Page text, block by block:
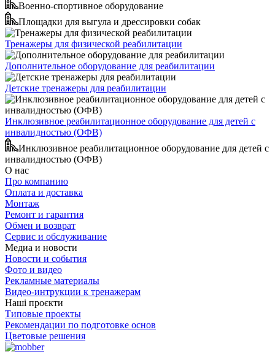
Военно-спортивное оборудование
Площадки для выгула и дрессировки собак
Тренажеры для физической реабилитации
Дополнительное оборудование для реабилитации
Детские тренажеры для реабилитации
Инклюзивное реабилитационное оборудование для детей с
инвалидностью (ОФВ)
Инклюзивное реабилитационное оборудование для детей с
инвалидностью (ОФВ)
О нас
Про компанию
Оплата и доставка
Монтаж
Ремонт и гарантия
Обмен и возврат
Сервис и обслуживание
Медиа и новости
Новости и события
Фото и видео
Рекламные материалы
Видео-интрукции к тренажерам
Наші проєкти
Типовые проекты
Рекомендации по подготовке основ
Цветовые решения